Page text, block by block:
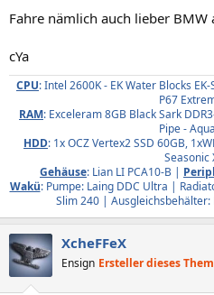
Fahre nämlich auch lieber BMW
cYa
CPU: Intel 2600K - EK Water Blocks
P67
RAM: Exceleram 8GB Black Sark
Pipe -
HDD: 1x OCZ Vertex2 SSD 60GB,
Seasonic
Gehäuse: Lian LI PCA10-B |
Wakü: Pumpe: Laing DDC Ultra |
Slim 240 | Ausgleichsbehälter:
XcheFFeX
Ensign Ersteller dieses